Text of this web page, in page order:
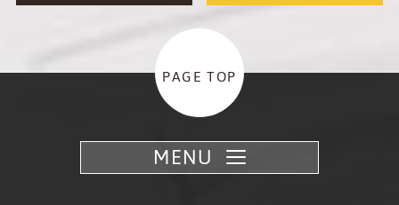
PAGE TOP
MENU